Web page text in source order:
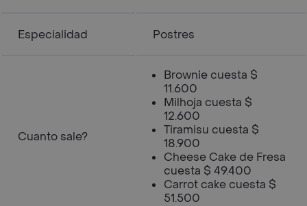
Especialidad Postres
Cuanto sale?
Brownie cuesta $
11.600
Milhoja cuesta $
12.600
Tiramisu cuesta $
18.900
Cheese Cake de Fresa
cuesta $ 49.400
Carrot cake cuesta $
51.500